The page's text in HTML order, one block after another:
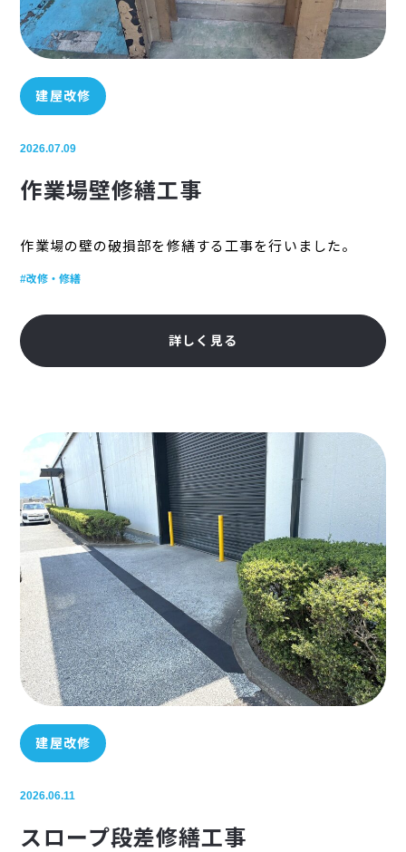
建屋改修
2026.07.09
作業場壁修繕工事
作業場の壁の破損部を修繕する工事を行いました。
#改修・修繕
詳しく見る
建屋改修
2026.06.11
スロープ段差修繕工事